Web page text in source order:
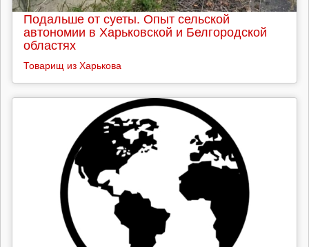
Подальше от суеты. Опыт сельской
автономии в Харьковской и Белгородской
областях
Товарищ из Харькова